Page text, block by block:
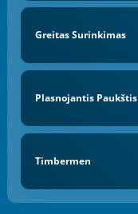
Greitas Surinkimas
Plasnojantis Paukštis
Timbermen